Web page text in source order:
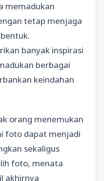
memadukan
tetap menjaga
banyak inspirasi
berbagai
keindahan
orang menemukan
foto dapat menjadi
sekaligus
foto, menata
akhirnya